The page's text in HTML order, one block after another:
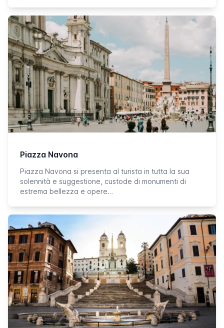
Piazza Navona
Piazza Navona si presenta al turista in tutta la sua
solennità e suggestione, custode di monumenti di
estrema bellezza e opere…